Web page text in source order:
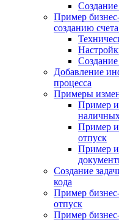
Пример
созданию
Создание
Добавление
процесса
Примеры
Пример
Пример
отпуск
Пример
Создание
кода
Пример
отпуск
Пример